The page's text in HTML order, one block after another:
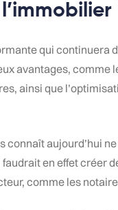
qui continuera
avantages, comme
ainsi que
connaît aujourd’hui
en effet créer
comme les